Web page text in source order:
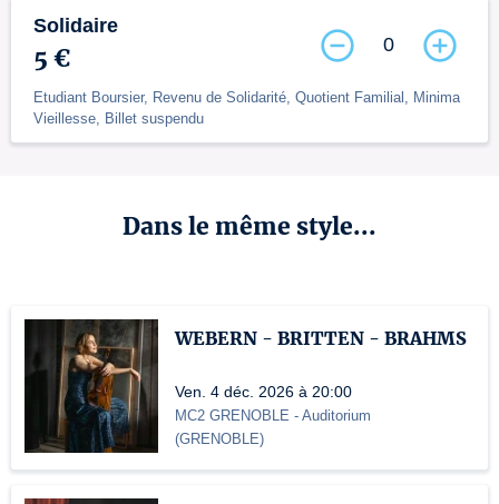
Solidaire
5 €
Etudiant Boursier, Revenu de Solidarité, Quotient Familial, Minima
Vieillesse, Billet suspendu
0
Dans le même style...
WEBERN - BRITTEN - BRAHMS
Ven. 4 déc. 2026 à 20:00
MC2 GRENOBLE - Auditorium
(GRENOBLE)